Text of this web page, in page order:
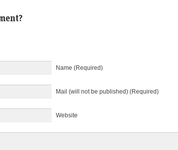
Name (Required)
Mail (will not be published) (Required)
Website